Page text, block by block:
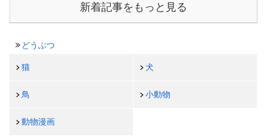
新着記事をもっと見る
どうぶつ
猫 犬
鳥 小動物
動物漫画